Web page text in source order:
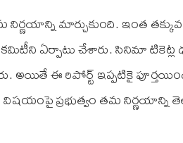
మార్చుకుంది. ఇంత
ఏర్పాటు చేశారు. సినిమా టికెట్ల
ఈ రిపోర్ట్ ఇప్పటికై
ప్రభుత్వం తమ నిర్ణయాన్ని